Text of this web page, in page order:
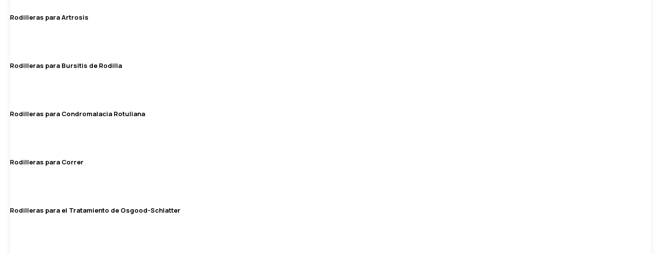
Rodilleras para Artrosis
Rodilleras para Bursitis de Rodilla
Rodilleras para Condromalacia Rotuliana
Rodilleras para Correr
Rodilleras para el Tratamiento de Osgood-Schlatter